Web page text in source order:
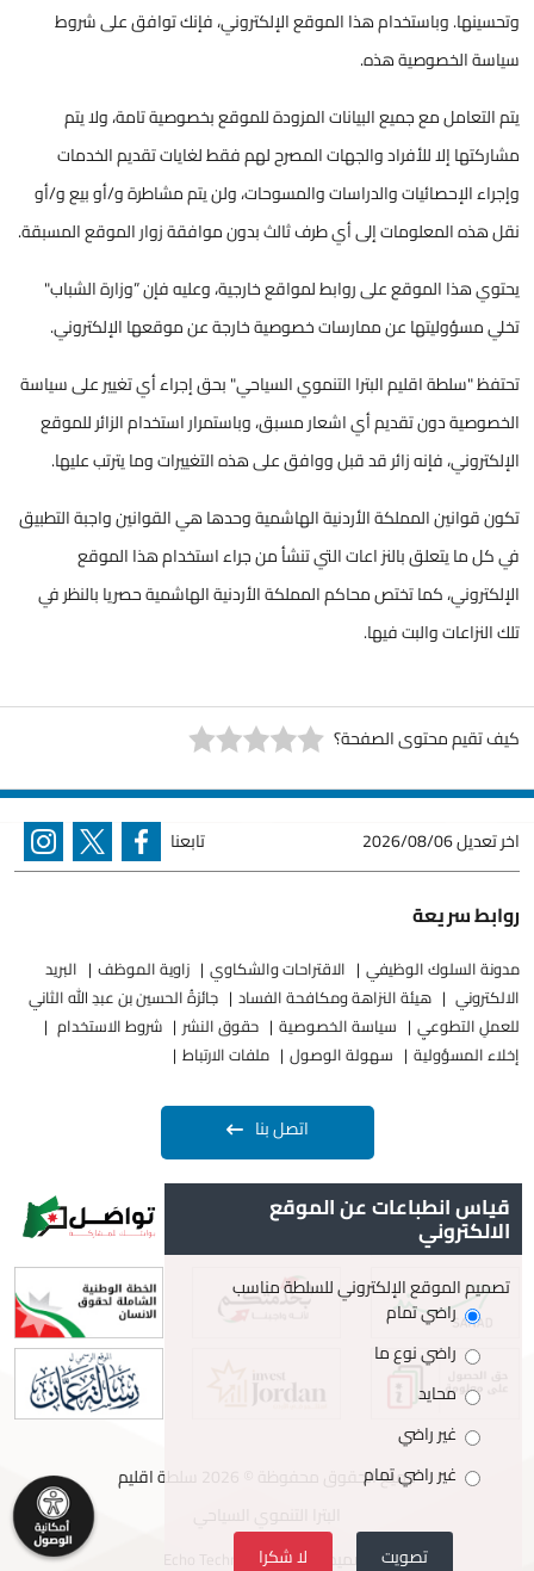
قياس انطباعات عن الموقع
الالكتروني
تصميم الموقع الإلكتروني للسلطة مناسب
راضي تمام
راضي نوع ما
محايد
غير راضي
غير راضي تمام
تصويت لا شكرا
وتحسينها. وباستخدام هذا الموقع الإلكتروني، فإنك توافق على شروط
سياسة الخصوصية هذه.
يتم التعامل مع جميع البيانات المزودة للموقع بخصوصية تامة، ولا يتم
مشاركتها إلا للأفراد والجهات المصرح لهم فقط لغايات تقديم الخدمات
وإجراء الإحصائيات والدراسات والمسوحات، ولن يتم مشاطرة و/أو بيع و/أو
نقل هذه المعلومات إلى أي طرف ثالث بدون موافقة زوار الموقع المسبقة.
يحتوي هذا الموقع على روابط لمواقع خارجية، وعليه فإن ”وزارة الشباب"
تخلي مسؤوليتها عن ممارسات خصوصية خارجة عن موقعها الإلكتروني.
تحتفظ "سلطة اقليم البترا التنموي السياحي" بحق إجراء أي تغيير على سياسة
الخصوصية دون تقديم أي اشعار مسبق، وباستمرار استخدام الزائر للموقع
الإلكتروني، فإنه زائر قد قبل ووافق على هذه التغييرات وما يترتب عليها.
تكون قوانين المملكة الأردنية الهاشمية وحدها هي القوانين واجبة التطبيق
في كل ما يتعلق بالنز اعات التي تنشأ من جراء استخدام هذا الموقع
الإلكتروني، كما تختص محاكم المملكة الأردنية الهاشمية حصريا بالنظر في
تلك النزاعات والبت فيها.
كيف تقيم محتوى الصفحة؟
اخر تعديل2026/08/06 تابعنا
روابط سريعة
مدونة السلوك الوظيفي الاقتراحات والشكاوي زاوية الموظف
البريد
الالكتروني
هيئة النزاهة ومكافحة الفساد
جائزةُ الحسين بن عبدِ الله الثاني
للعملِ التطوعيِ
سياسة الخصوصية حقوق النشر
شروط الاستخدام
إخلاء المسؤولية
سهولة الوصول ملفات الارتباط
اتصل بنا
جميع الحقوق محفوظة © 2026 سلطة اقليم
تصميم وتطويرEcho Technology